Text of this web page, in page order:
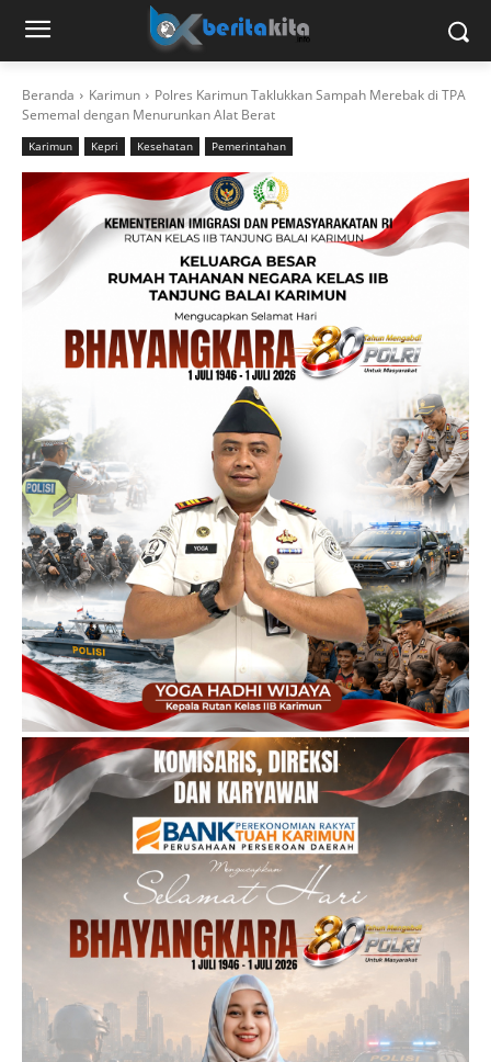
Beranda Karimun
Polres Karimun Taklukkan Sampah Merebak di TPA
Sememal dengan Menurunkan Alat Berat
Karimun Kepri Kesehatan Pemerintahan